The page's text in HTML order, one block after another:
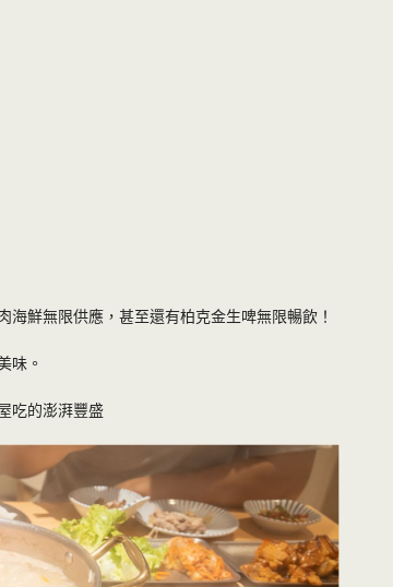
鮮無限供應，甚至還有柏克金生啤無限暢飲！
味。
吃的澎湃豐盛